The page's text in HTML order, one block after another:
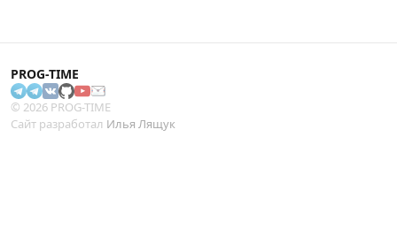
PROG-TIME
© 2026 PROG-TIME
Сайт разработал Илья Лящук